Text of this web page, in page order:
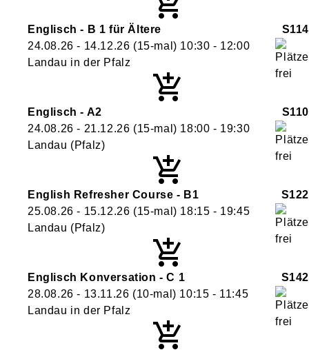
Englisch - B 1 für Ältere
S114
24.08.26 - 14.12.26 (15-mal) 10:30 - 12:00
Landau in der Pfalz
Englisch - A2
S110
24.08.26 - 21.12.26 (15-mal) 18:00 - 19:30
Landau (Pfalz)
English Refresher Course - B1
S122
25.08.26 - 15.12.26 (15-mal) 18:15 - 19:45
Landau (Pfalz)
Englisch Konversation - C 1
S142
28.08.26 - 13.11.26 (10-mal) 10:15 - 11:45
Landau in der Pfalz